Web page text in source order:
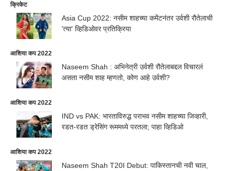
क्रिकेट
Asia Cup 2022: नसीम शाहच्या कमेंटनंतर उर्वशी रौतेलाची
'त्या' व्हिडिओवर प्रतिक्रिया
आशिया कप 2022
Naseem Shah : अभिनेत्री उर्वशी रौतेलाबद्दल विचारलं
असता नसीम शाह म्हणतो, कोण आहे उर्वशी?
आशिया कप 2022
IND vs PAK: भारताविरुद्ध पराभव नसीम शाहच्या जिव्हारी,
रडत-रडत ड्रेसिंग रूममध्ये परतला; पाहा व्हिडिओ
आशिया कप 2022
Naseem Shah T20I Debut: पाकिस्तानची नवी चाल,